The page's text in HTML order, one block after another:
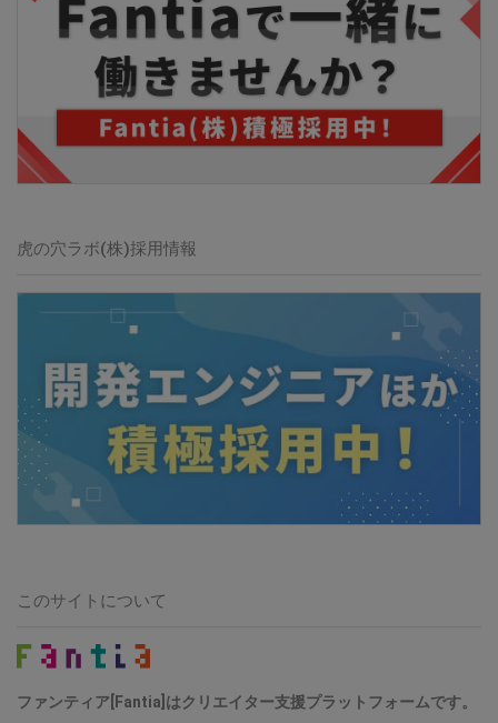
虎の穴ラボ(株)採用情報
このサイトについて
ファンティア[Fantia]はクリエイター支援プラットフォームです。